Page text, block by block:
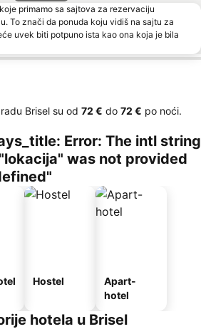
primamo sa sajtova za rezervaciju
To znači da ponuda koju vidiš na sajtu za
uvek biti potpuno ista kao ona koja je bila
Brisel su od ‎72 € do ‎72 € po noći.
Error: The intl string
was not provided
Hostel
Apart-
hotel
hotela u Brisel